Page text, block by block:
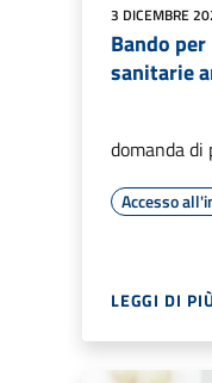
3 DICEMBRE
Bando
sanitarie
domanda di
Accesso
LEGGI DI